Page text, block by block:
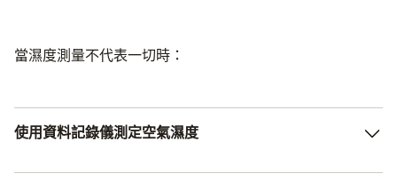
當濕度測量不代表一切時：
使用資料記錄儀測定空氣濕度